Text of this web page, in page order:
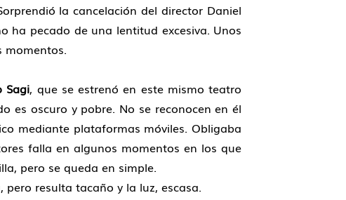
la cancelación del director Daniel
ha pecado de una lentitud excesiva. Unos
momentos.
Sagi, que se estrenó en este mismo teatro
es oscuro y pobre. No se reconocen en él
mediante plataformas móviles. Obligaba
falla en algunos momentos en los que
pero se queda en simple.
resulta tacaño y la luz, escasa.